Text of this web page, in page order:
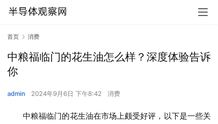
首页 消费
中粮福临门的花生油怎么样？深度体验告诉
你
admin 2024年9月6日 下午8:42 消费
中粮福临门的花生油在市场上颇受好评，以下是一些关